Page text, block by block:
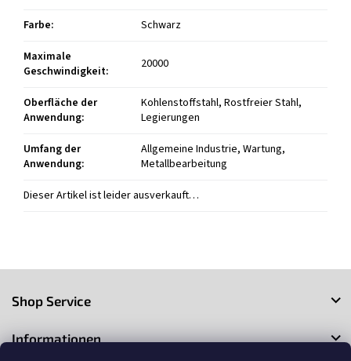
Farbe:
Schwarz
Maximale
Geschwindigkeit: 20000
Oberfläche der
Anwendung:
Kohlenstoffstahl, Rostfreier Stahl,
Legierungen
Umfang der
Anwendung:
Allgemeine Industrie, Wartung,
Metallbearbeitung
Dieser Artikel ist leider ausverkauft…
e
Shop Service
Informationen